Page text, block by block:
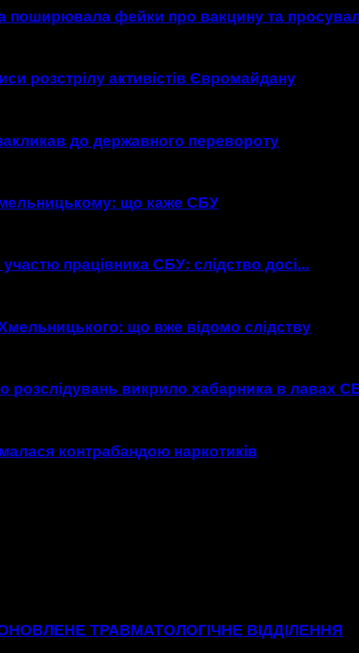
поширювала фейки про вакцину та
розстрілу активістів Євромайдану
до державного перевороту
що каже СБУ
працівника СБУ: слідство досі...
що вже відомо слідству
розслідувань викрило хабарника в лавах
контрабандою наркотиків
ТРАВМАТОЛОГІЧНЕ ВІДДІЛЕННЯ